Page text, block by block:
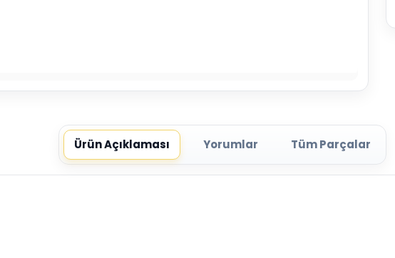
Ürün Açıklaması Yorumlar Tüm Parçalar